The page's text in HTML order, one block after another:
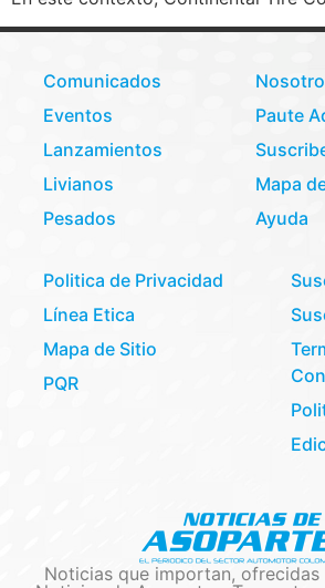
Comunicados
Eventos
Lanzamientos
Livianos
Pesados
Paute
Mapa
Ayuda
Politica de Privacidad
Línea Etica
Mapa de Sitio
PQR
Noticias que importan,